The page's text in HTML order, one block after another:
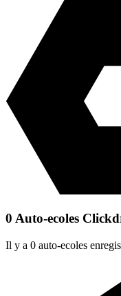
0 Auto-ecoles
Il y a 0 auto-ecoles